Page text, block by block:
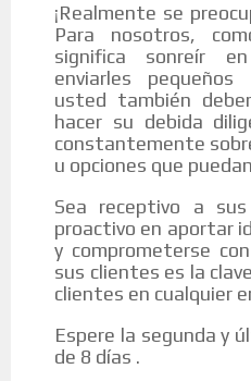
¡Realmente se
Para nosotros,
significa sonreír
enviarles pequeños
usted también
hacer su debida
constantemente
u opciones que
Sea receptivo a
proactivo en aportar
y comprometerse
sus clientes es la
clientes en cualquier
Espere la segunda y
de 8 días .